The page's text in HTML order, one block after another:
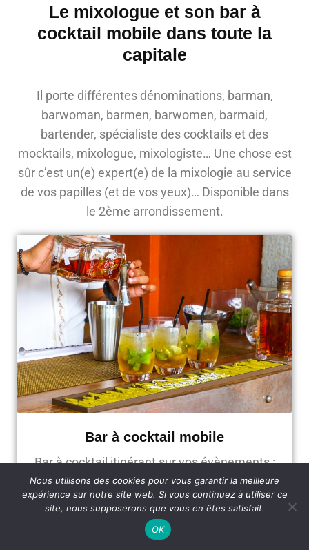
Le mixologue et son bar à
cocktail mobile dans toute la
capitale
Il porte différentes dénominations, barman,
barwoman, barmen, barwomen, barmaid,
bartender, spécialiste des cocktails et des
mocktails, mixologue, mixologiste… Une chose est
sûr c’est un(e) expert(e) de la mixologie au service
de vos papilles (et de vos yeux)… Disponible dans
le 2ème arrondissement.
Bar à cocktail mobile
Bar à cocktail itinérant sur vos évènements :
Mariage, entreprise, fête...
Nous utilisons des cookies pour vous garantir la meilleure
expérience sur notre site web. Si vous continuez à utiliser ce
site, nous supposerons que vous en êtes satisfait.
OK